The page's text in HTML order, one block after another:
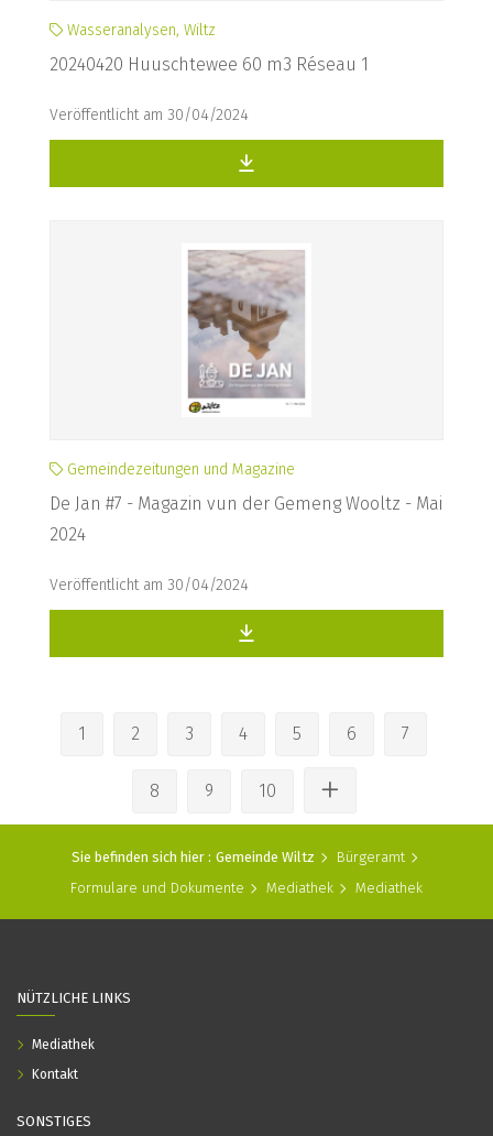
Wasseranalysen, Wiltz
20240420 Huuschtewee 60 m3 Réseau 1
Veröffentlicht am 30/04/2024
Gemeindezeitungen und Magazine
De Jan #7 - Magazin vun der Gemeng Wooltz - Mai
2024
Veröffentlicht am 30/04/2024
1 2 3 4 5 6 7
8 9 10
Sie befinden sich hier : Gemeinde Wiltz
Bürgeramt
Formulare und Dokumente
Mediathek Mediathek
NÜTZLICHE LINKS
Mediathek
Kontakt
SONSTIGES